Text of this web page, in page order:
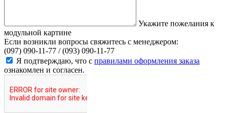
Укажите пожелания к
модульной картине
Если возникли вопросы свяжитесь с менеджером:
(097) 090-11-77 /(093) 090-11-77
Я подтверждаю, что с правилами оформления заказа
ознакомлен и согласен.